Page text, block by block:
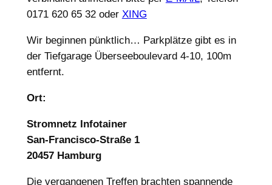
0171 620 65 32 oder XING
Wir beginnen pünktlich… Parkplätze gibt es in
der Tiefgarage Überseeboulevard 4-10, 100m
entfernt.
Ort:
Stromnetz Infotainer
San-Francisco-Straße 1
20457 Hamburg
Die vergangenen Treffen brachten spannende